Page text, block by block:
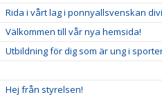
Rida i vårt lag i ponnyallsvenskan
Välkommen till vår nya hemsida!
Utbildning för dig som är ung i
Hej från styrelsen!